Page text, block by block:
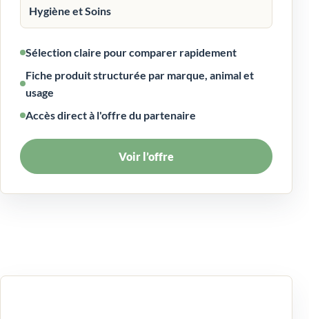
Hygiène et Soins
Sélection claire pour comparer rapidement
Fiche produit structurée par marque, animal et
usage
Accès direct à l'offre du partenaire
Voir l’offre